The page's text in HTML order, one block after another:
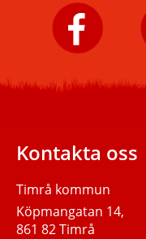
Timrå
kommun
Facebook.
Kontakta oss
Timrå kommun
Köpmangatan 14,
861 82 Timrå